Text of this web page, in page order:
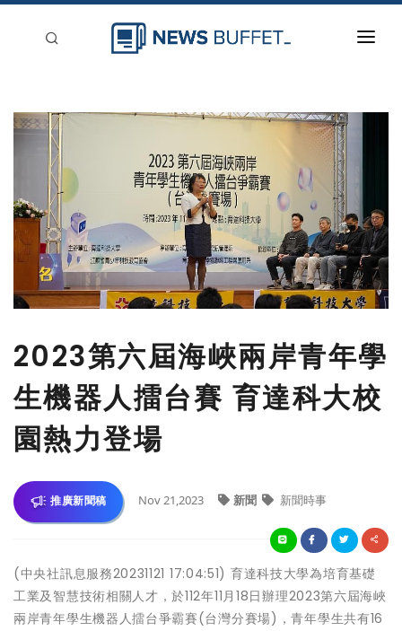
新聞稿分類
登入
刊登
2023第六屆海峽兩岸青年學
生機器人擂台賽 育達科大校
園熱力登場
推廣新聞稿 Nov 21,2023 新聞 新聞時事
(中央社訊息服務20231121 17:04:51) 育達科技大學為培育基礎
工業及智慧技術相關人才，於112年11月18日辦理2023第六屆海峽
兩岸青年學生機器人擂台爭霸賽(台灣分賽場)，青年學生共有16